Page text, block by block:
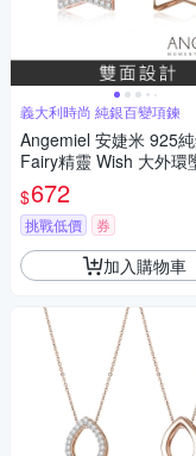
義大利時尚 純銀百變項鍊
Angemiel 安婕米 925
Fairy精靈 Wish 大外環
玫瑰金
$672
挑戰低價 券
加入購物車